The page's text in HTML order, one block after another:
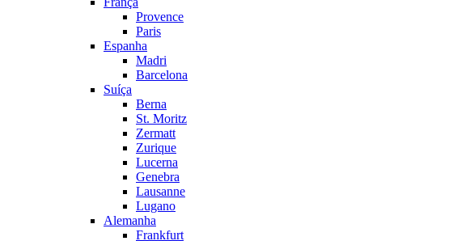
Provence
Paris
Espanha
Madri
Barcelona
Suíça
Berna
St. Moritz
Zermatt
Zurique
Lucerna
Genebra
Lausanne
Lugano
Alemanha
Frankfurt